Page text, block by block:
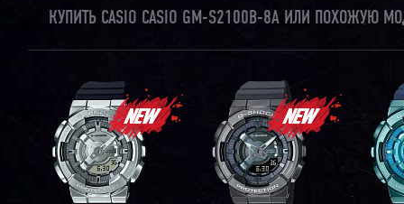
КУПИТЬ CASIO CASIO GM-S2100B-8A ИЛИ ПОХОЖУЮ